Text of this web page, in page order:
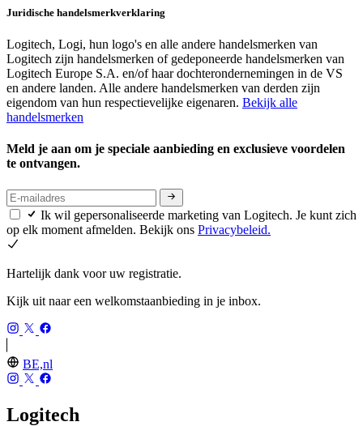
Juridische handelsmerkverklaring
Logitech, Logi, hun logo's en alle andere handelsmerken van
Logitech zijn handelsmerken of gedeponeerde handelsmerken van
Logitech Europe S.A. en/of haar dochterondernemingen in de VS
en andere landen. Alle andere handelsmerken van derden zijn
eigendom van hun respectievelijke eigenaren. Bekijk alle
handelsmerken
Meld je aan om je speciale aanbieding en exclusieve voordelen
te ontvangen.
Ik wil gepersonaliseerde marketing van Logitech. Je kunt zich
op elk moment afmelden. Bekijk ons Privacybeleid.
Hartelijk dank voor uw registratie.
Kijk uit naar een welkomstaanbieding in je inbox.
BE,nl
Logitech